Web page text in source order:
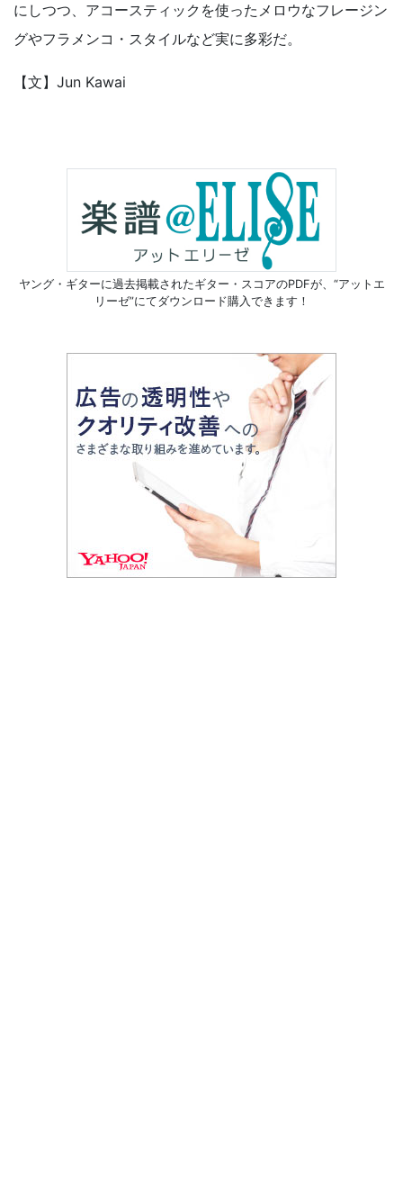
にしつつ、アコースティックを使ったメロウなフレージン
グやフラメンコ・スタイルなど実に多彩だ。
【文】Jun Kawai
ヤング・ギターに過去掲載されたギター・スコアのPDFが、 “アットエ
リーゼ”にてダウンロード購入できます！